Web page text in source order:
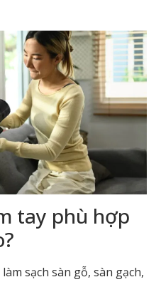
tay phù hợp
sạch sàn gỗ, sàn gạch,